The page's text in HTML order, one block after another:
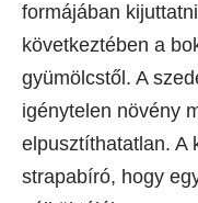
formájában
következtében a
gyümölcstől. A
igénytelen növény
elpusztíthatatlan. A
strapabíró, hogy